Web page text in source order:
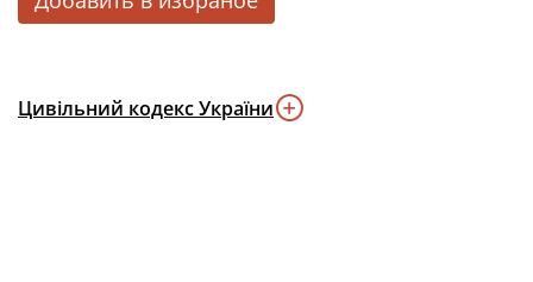
Цивільний кодекс України